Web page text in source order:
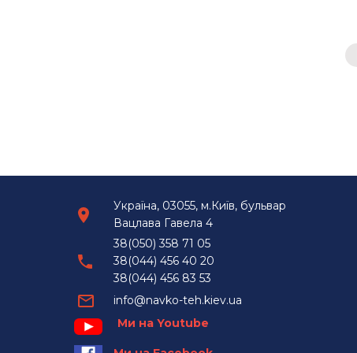
Україна, 03055, м.Київ, бульвар
Вацлава Гавела 4
38(050) 358 71 05
38(044) 456 40 20
38(044) 456 83 53
info@navko-teh.kiev.ua
Ми на Youtube